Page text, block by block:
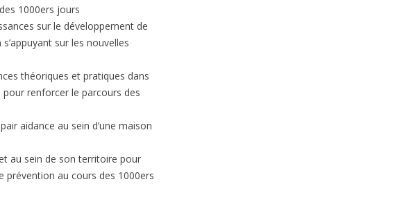
1000ers jours
sur le développement de
sur les nouvelles
théoriques et pratiques dans
renforcer le parcours des
aidance au sein d’une maison
au sein de son territoire pour
prévention au cours des 1000ers